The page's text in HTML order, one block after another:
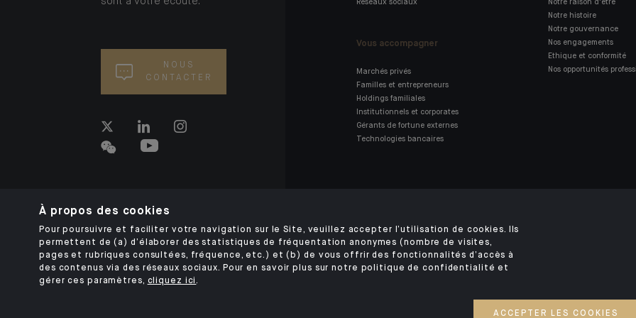
NOUS
CONTACTER
Réseaux sociaux
Vous accompagner
Marchés privés
Familles et entrepreneurs
Holdings familiales
Institutionnels et corporates
Gérants de fortune externes
Technologies bancaires
Notre raison d'être
Notre histoire
Notre gouvernance
Nos engagements
Ethique et conformité
Nos opportunités
MENTIONS LÉGALES SÉCURITÉ VOS DONNÉES PERSONNELLES
À propos des cookies
Pour poursuivre et faciliter votre navigation sur le Site, veuillez accepter l’utilisation de cookies. Ils
permettent de (a) d’élaborer des statistiques de fréquentation anonymes (nombre de visites,
pages et rubriques consultées, fréquence, etc.) et (b) de vous offrir des fonctionnalités d’accès à
des contenus via des réseaux sociaux. Pour en savoir plus sur notre politique de confidentialité et
gérer ces paramètres, cliquez ici.
ACCEPTER LES COOKIES